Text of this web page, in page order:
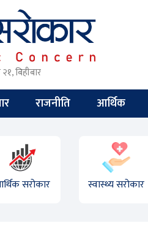
बिहीबार
राजनीति आर्थिक
सरोकार स्वास्थ्य सरोकार